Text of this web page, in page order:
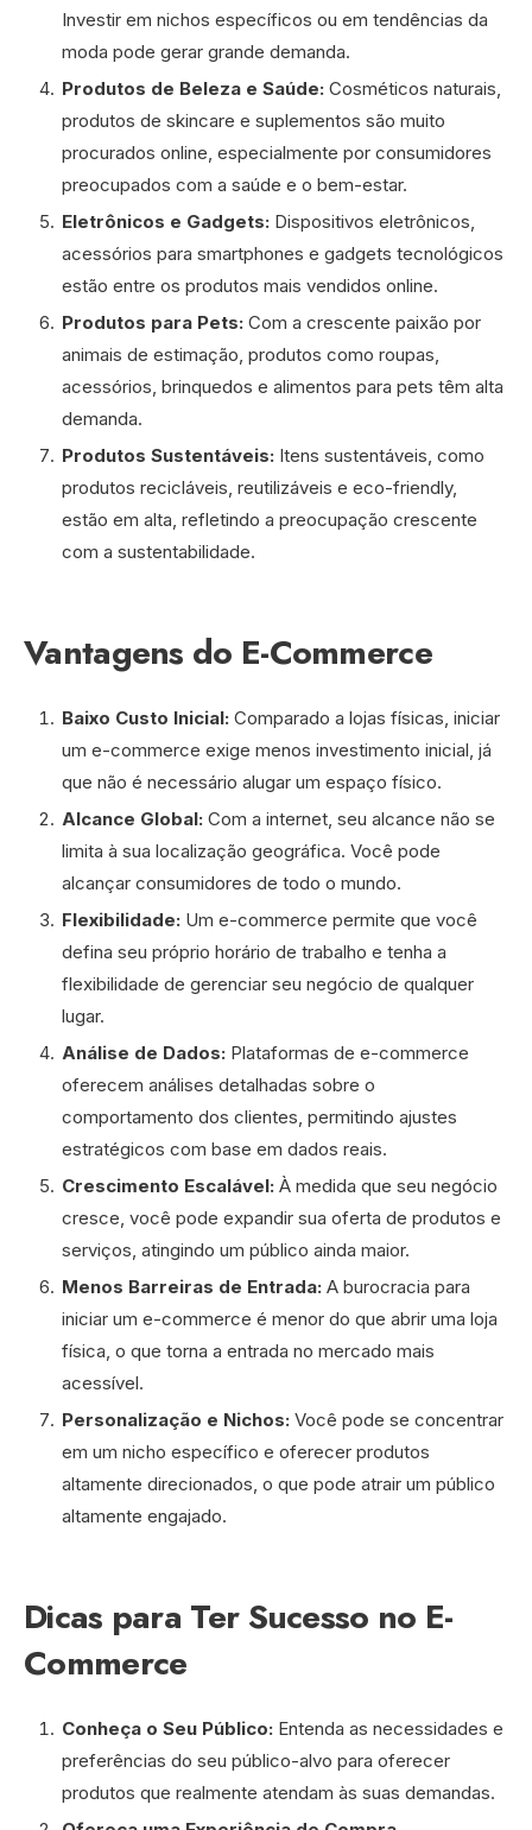
Investir em nichos específicos ou em tendências da
moda pode gerar grande demanda.
Produtos de Beleza e Saúde: Cosméticos naturais,
produtos de skincare e suplementos são muito
procurados online, especialmente por consumidores
preocupados com a saúde e o bem-estar.
Eletrônicos e Gadgets: Dispositivos eletrônicos,
acessórios para smartphones e gadgets tecnológicos
estão entre os produtos mais vendidos online.
Produtos para Pets: Com a crescente paixão por
animais de estimação, produtos como roupas,
acessórios, brinquedos e alimentos para pets têm alta
demanda.
Produtos Sustentáveis: Itens sustentáveis, como
produtos recicláveis, reutilizáveis e eco-friendly,
estão em alta, refletindo a preocupação crescente
com a sustentabilidade.
Vantagens do E-Commerce
Baixo Custo Inicial: Comparado a lojas físicas, iniciar
um e-commerce exige menos investimento inicial, já
que não é necessário alugar um espaço físico.
Alcance Global: Com a internet, seu alcance não se
limita à sua localização geográfica. Você pode
alcançar consumidores de todo o mundo.
Flexibilidade: Um e-commerce permite que você
defina seu próprio horário de trabalho e tenha a
flexibilidade de gerenciar seu negócio de qualquer
lugar.
Análise de Dados: Plataformas de e-commerce
oferecem análises detalhadas sobre o
comportamento dos clientes, permitindo ajustes
estratégicos com base em dados reais.
Crescimento Escalável: À medida que seu negócio
cresce, você pode expandir sua oferta de produtos e
serviços, atingindo um público ainda maior.
Menos Barreiras de Entrada: A burocracia para
iniciar um e-commerce é menor do que abrir uma loja
física, o que torna a entrada no mercado mais
acessível.
Personalização e Nichos: Você pode se concentrar
em um nicho específico e oferecer produtos
altamente direcionados, o que pode atrair um público
altamente engajado.
Dicas para Ter Sucesso no E-
Commerce
Conheça o Seu Público: Entenda as necessidades e
preferências do seu público-alvo para oferecer
produtos que realmente atendam às suas demandas.